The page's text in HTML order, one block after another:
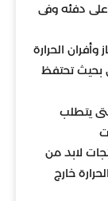
على دفئه وفى
الحرارة
بحيث تحتفظ
يتطلب
لابد من
خارج